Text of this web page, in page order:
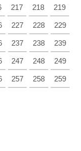
217 218 219
227 228 229
237 238 239
247 248 249
257 258 259